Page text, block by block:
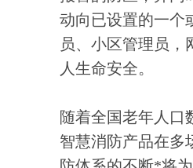
动向已设置的一个
员、小区管理员
人生命安全。
随着全国老年人口
智慧消防产品在多